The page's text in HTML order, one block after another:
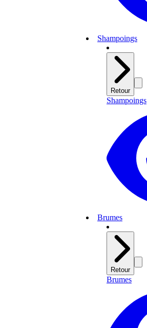
Shampoings
Retour
Shampoings
Brumes
Retour
Brumes